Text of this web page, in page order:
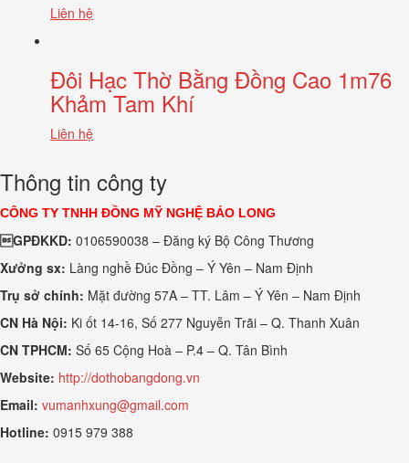
Liên hệ
Đôi Hạc Thờ Bằng Đồng Cao 1m76
Khảm Tam Khí
Liên hệ
Thông tin công ty
CÔNG TY TNHH ĐỒNG MỸ NGHỆ BẢO LONG
GPĐKKD: 0106590038 – Đăng ký Bộ Công Thương
Xưởng sx: Làng nghề Đúc Đồng – Ý Yên – Nam Định
Trụ sở chính: Mặt đường 57A – TT. Lâm – Ý Yên – Nam Định
CN Hà Nội: Ki ốt 14-16, Số 277 Nguyễn Trãi – Q. Thanh Xuân
CN TPHCM: Số 65 Cộng Hoà – P.4 – Q. Tân Bình
Website: http://dothobangdong.vn
Email: vumanhxung@gmail.com
Hotline: 0915 979 388